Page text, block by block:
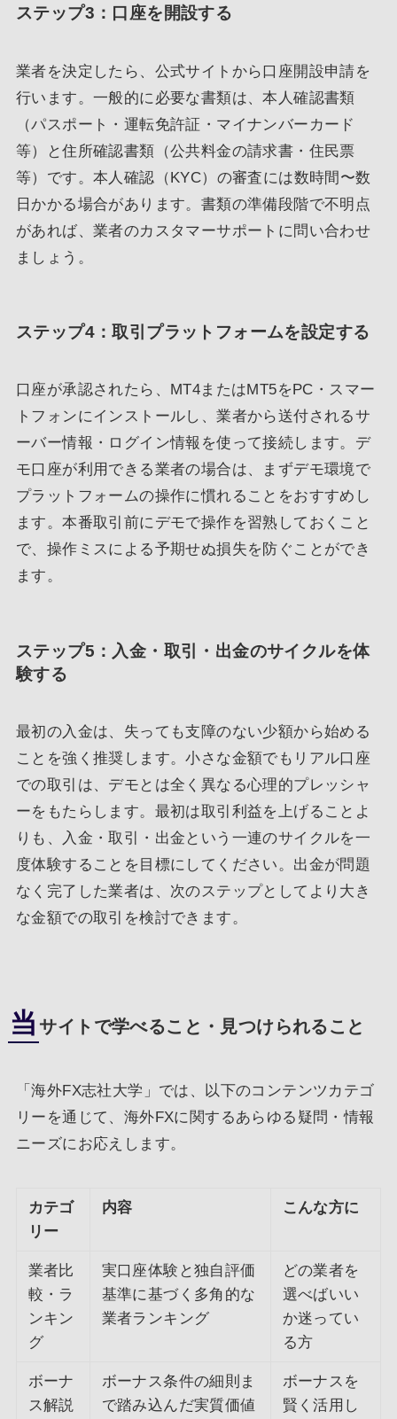
ステップ3：口座を開設する
業者を決定したら、公式サイトから口座開設申請を
行います。一般的に必要な書類は、本人確認書類
（パスポート・運転免許証・マイナンバーカード
等）と住所確認書類（公共料金の請求書・住民票
等）です。本人確認（KYC）の審査には数時間〜数
日かかる場合があります。書類の準備段階で不明点
があれば、業者のカスタマーサポートに問い合わせ
ましょう。
ステップ4：取引プラットフォームを設定する
口座が承認されたら、MT4またはMT5をPC・スマー
トフォンにインストールし、業者から送付されるサ
ーバー情報・ログイン情報を使って接続します。デ
モ口座が利用できる業者の場合は、まずデモ環境で
プラットフォームの操作に慣れることをおすすめし
ます。本番取引前にデモで操作を習熟しておくこと
で、操作ミスによる予期せぬ損失を防ぐことができ
ます。
ステップ5：入金・取引・出金のサイクルを体
験する
最初の入金は、失っても支障のない少額から始める
ことを強く推奨します。小さな金額でもリアル口座
での取引は、デモとは全く異なる心理的プレッシャ
ーをもたらします。最初は取引利益を上げることよ
りも、入金・取引・出金という一連のサイクルを一
度体験することを目標にしてください。出金が問題
なく完了した業者は、次のステップとしてより大き
な金額での取引を検討できます。
当 サイトで学べること・見つけられること
「海外FX志社大学」では、以下のコンテンツカテゴ
リーを通じて、海外FXに関するあらゆる疑問・情報
ニーズにお応えします。
カテゴ
リー
内容 こんな方に
業者比
較・ラ
ンキン
グ
実口座体験と独自評価
基準に基づく多角的な
業者ランキング
どの業者を
選べばいい
か迷ってい
る方
ボーナ
ス解説
ボーナス条件の細則ま
で踏み込んだ実質価値
ボーナスを
賢く活用し